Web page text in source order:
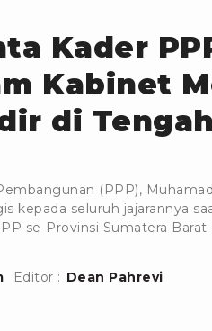
Kader
Kabinet
di Tengah
(PPP),
kepada seluruh jajarannya
se-Provinsi Sumatera
Editor : Dean Pahrevi